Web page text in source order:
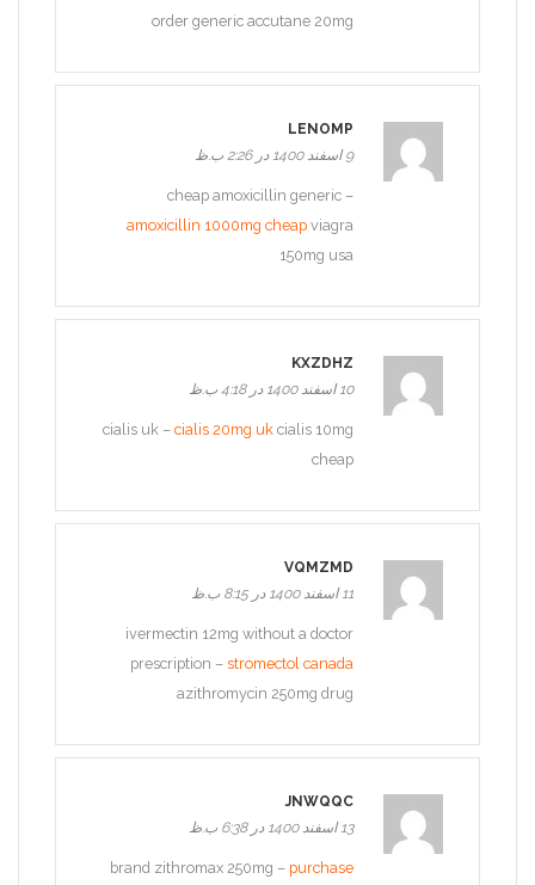
order generic accutane 20mg
LENOMP
9 اسفند 1400 در 2:26 ب.ظ
cheap amoxicillin generic –
amoxicillin 1000mg cheap viagra
150mg usa
KXZDHZ
10 اسفند 1400 در 4:18 ب.ظ
cialis uk – cialis 20mg uk cialis 10mg
cheap
VQMZMD
11 اسفند 1400 در 8:15 ب.ظ
ivermectin 12mg without a doctor
prescription – stromectol canada
azithromycin 250mg drug
JNWQQC
13 اسفند 1400 در 6:38 ب.ظ
brand zithromax 250mg – purchase